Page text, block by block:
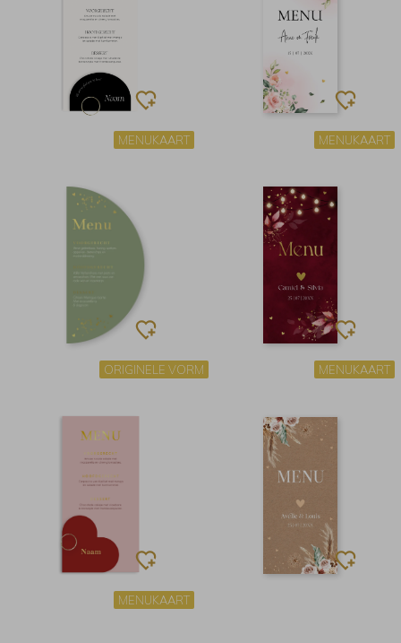
MENUKAART MENUKAART
ORIGINELE VORM MENUKAART
MENUKAART